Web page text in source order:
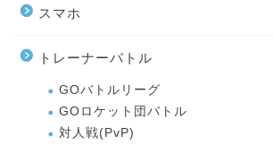
スマホ
トレーナーバトル
GOバトルリーグ
GOロケット団バトル
対人戦(PvP)